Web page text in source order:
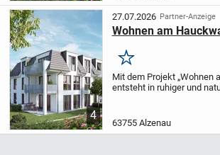
4
27.07.2026 Partner-Anzeige
Wohnen am
Merken
Mit dem Projekt „Wohnen
entsteht in ruhiger und
Wohngebäude für
63755 Alzenau